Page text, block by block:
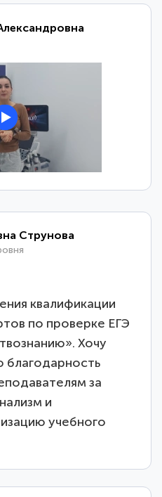
Струнова
квалификации
по проверке ЕГЭ
Хочу
благодарность
за
и
учебного